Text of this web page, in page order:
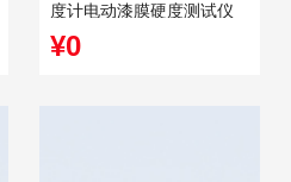
度计电动漆膜硬度测试仪
三合一1000g油漆硬度仪
¥0